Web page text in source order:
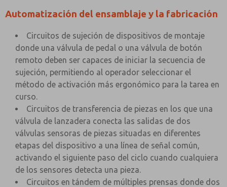
Automatización del ensamblaje y la fabricación
Circuitos de sujeción de dispositivos de montaje
donde una válvula de pedal o una válvula de botón
remoto deben ser capaces de iniciar la secuencia de
sujeción, permitiendo al operador seleccionar el
método de activación más ergonómico para la tarea en
curso.
Circuitos de transferencia de piezas en los que una
válvula de lanzadera conecta las salidas de dos
válvulas sensoras de piezas situadas en diferentes
etapas del dispositivo a una línea de señal común,
activando el siguiente paso del ciclo cuando cualquiera
de los sensores detecta una pieza.
Circuitos en tándem de múltiples prensas donde dos